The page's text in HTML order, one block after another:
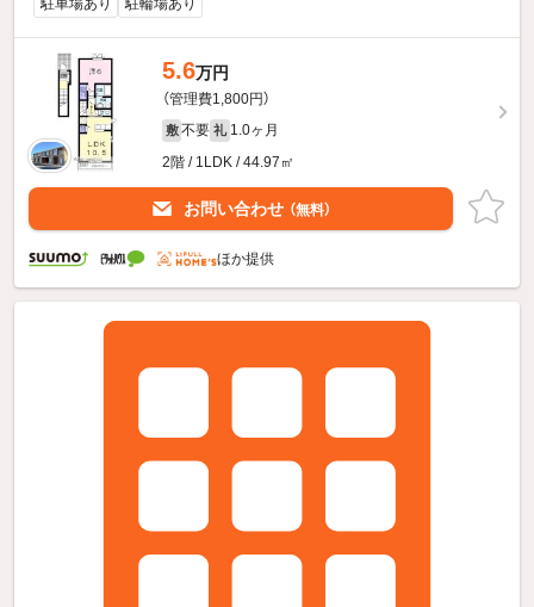
駐車場あり 駐輪場あり
5.6万円
（管理費1,800円）
敷 不要 礼 1.0ヶ月
2階 / 1LDK / 44.97㎡
お問い合わせ （無料）
ほか提供